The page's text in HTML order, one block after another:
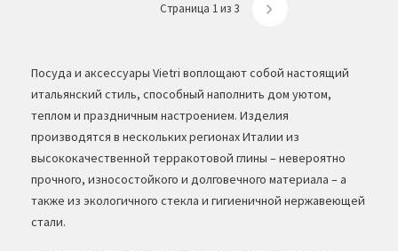
Страница 1 из 3
Посуда и аксессуары Vietri воплощают собой настоящий
итальянский стиль, способный наполнить дом уютом,
теплом и праздничным настроением. Изделия
производятся в нескольких регионах Италии из
высококачественной терракотовой глины – невероятно
прочного, износостойкого и долговечного материала – а
также из экологичного стекла и гигиеничной нержавеющей
стали.